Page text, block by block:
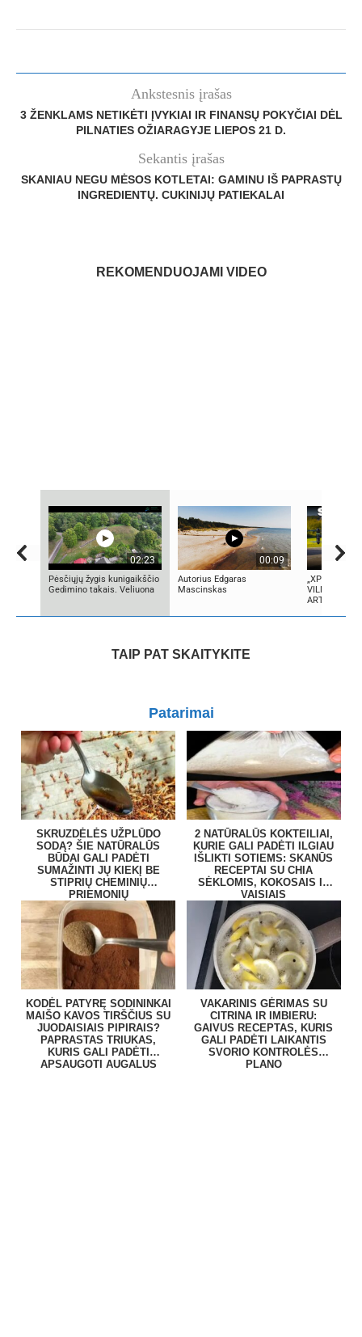
Ankstesnis įrašas
3 ŽENKLAMS NETIKĖTI ĮVYKIAI IR FINANSŲ POKYČIAI DĖL
PILNATIES OŽIARAGYJE LIEPOS 21 D.
Sekantis įrašas
SKANIAU NEGU MĖSOS KOTLETAI: GAMINU IŠ PAPRASTŲ
INGREDIENTŲ. CUKINIJŲ PATIEKALAI
REKOMENDUOJAMI VIDEO
02:23
Pėsčiųjų žygis kunigaikščio
Gedimino takais. Veliuona
00:09
Autorius Edgaras
Mascinskas
„XPENG X2“
VILNIUJE:
ARTI
TAIP PAT SKAITYKITE
Patarimai
SKRUZDĖLĖS UŽPLŪDO
SODĄ? ŠIE NATŪRALŪS
BŪDAI GALI PADĖTI
SUMAŽINTI JŲ KIEKĮ BE
STIPRIŲ CHEMINIŲ
PRIEMONIŲ
2 NATŪRALŪS KOKTEILIAI,
KURIE GALI PADĖTI ILGIAU
IŠLIKTI SOTIEMS: SKANŪS
RECEPTAI SU CHIA
SĖKLOMIS, KOKOSAIS IR
VAISIAIS
KODĖL PATYRĘ SODININKAI
MAIŠO KAVOS TIRŠČIUS SU
JUODAISIAIS PIPIRAIS?
PAPRASTAS TRIUKAS,
KURIS GALI PADĖTI
APSAUGOTI AUGALUS
VAKARINIS GĖRIMAS SU
CITRINA IR IMBIERU:
GAIVUS RECEPTAS, KURIS
GALI PADĖTI LAIKANTIS
SVORIO KONTROLĖS
PLANO